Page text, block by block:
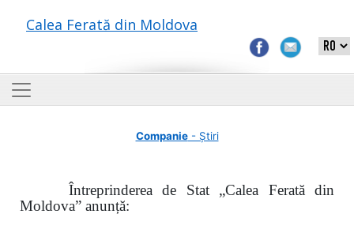
Calea Ferată din Moldova
Companie- Știri
Întreprinderea de Stat „Calea Ferată din
Moldova” anunță: